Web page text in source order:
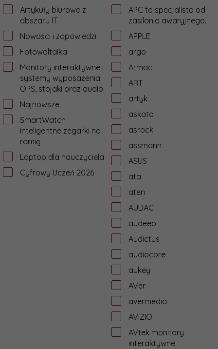
Artykuły biurowe z
obszaru IT
Nowości i zapowiedzi
Fotowoltaika
Monitory interaktywne i
systemy wyposażenia:
OPS, stojaki oraz audio
Najnowsze
SmartWatch
inteligentne zegarki na
ramię
Laptop dla nauczyciela
Cyfrowy Uczeń 2026
APC to specjalista od
zasilania awaryjnego.
APPLE
argo
Armac
ART
artyk
askato
asrock
assmann
ASUS
ata
aten
AUDAC
audeeo
Audictus
audiocore
aukey
AVer
avermedia
AVIZIO
AVtek monitory
interaktywne